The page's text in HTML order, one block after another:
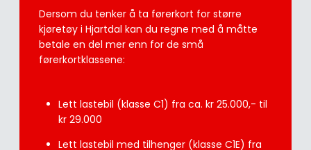
Dersom du tenker å ta førerkort for større
kjøretøy i Hjartdal kan du regne med å måtte
betale en del mer enn for de små
førerkortklassene:
Lett lastebil (klasse C1) fra ca. kr 25.000,- til
kr 29.000
Lett lastebil med tilhenger (klasse C1E) fra